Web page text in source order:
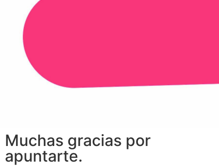
Muchas gracias por
apuntarte.